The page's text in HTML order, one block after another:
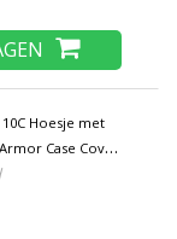
Hoesje met
Case Cover